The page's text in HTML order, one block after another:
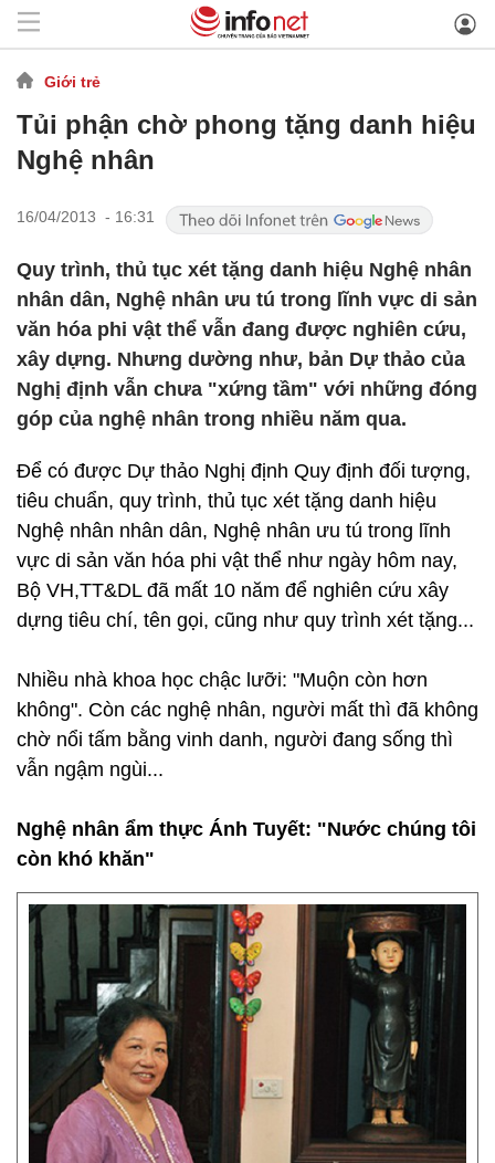
Giới trẻ
Tủi phận chờ phong tặng danh hiệu
Nghệ nhân
16/04/2013 - 16:31
Quy trình, thủ tục xét tặng danh hiệu Nghệ nhân
nhân dân, Nghệ nhân ưu tú trong lĩnh vực di sản
văn hóa phi vật thể vẫn đang được nghiên cứu,
xây dựng. Nhưng dường như, bản Dự thảo của
Nghị định vẫn chưa "xứng tầm" với những đóng
góp của nghệ nhân trong nhiều năm qua.
Để có được Dự thảo Nghị định Quy định đối tượng,
tiêu chuẩn, quy trình, thủ tục xét tặng danh hiệu
Nghệ nhân nhân dân, Nghệ nhân ưu tú trong lĩnh
vực di sản văn hóa phi vật thể như ngày hôm nay,
Bộ VH,TT&DL đã mất 10 năm để nghiên cứu xây
dựng tiêu chí, tên gọi, cũng như quy trình xét tặng...
Nhiều nhà khoa học chậc lưỡi: "Muộn còn hơn
không". Còn các nghệ nhân, người mất thì đã không
chờ nổi tấm bằng vinh danh, người đang sống thì
vẫn ngậm ngùi...
Nghệ nhân ẩm thực Ánh Tuyết: "Nước chúng tôi
còn khó khăn"